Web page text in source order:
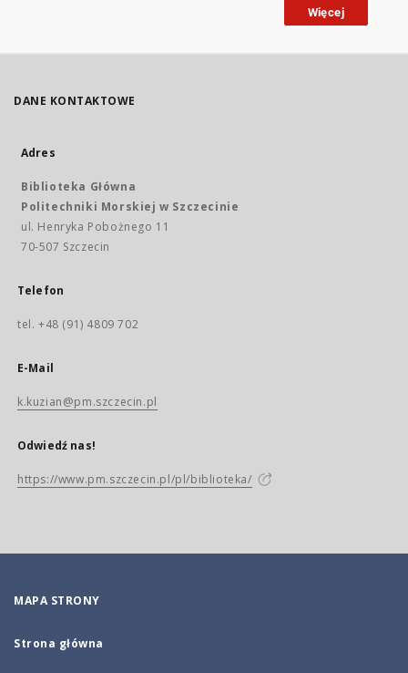
Więcej
DANE KONTAKTOWE
Adres
Biblioteka Główna
Politechniki Morskiej w Szczecinie
ul. Henryka Pobożnego 11
70-507 Szczecin
Telefon
tel. +48 (91) 4809 702
E-Mail
k.kuzian@pm.szczecin.pl
Odwiedź nas!
https://www.pm.szczecin.pl/pl/biblioteka/
MAPA STRONY
Strona główna